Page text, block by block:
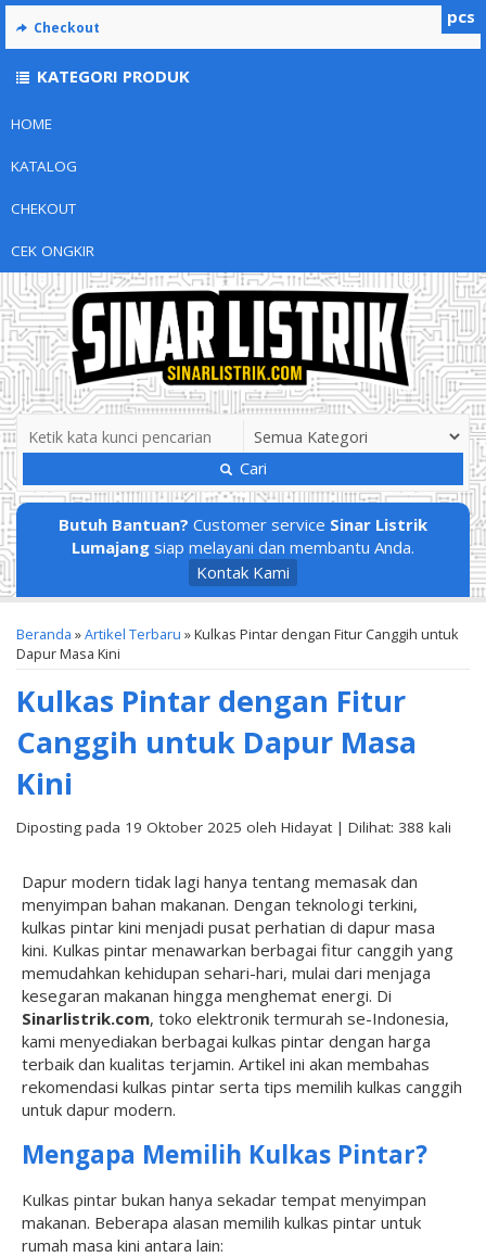
HOME
KATALOG
CHEKOUT
CEK ONGKIR
Cari
Butuh Bantuan? Customer service Sinar Listrik
Lumajang siap melayani dan membantu Anda.
Kontak Kami
Beranda »Artikel Terbaru » Kulkas Pintar dengan Fitur Canggih untuk
Dapur Masa Kini
Kulkas Pintar dengan Fitur
Canggih untuk Dapur Masa
Kini
Diposting pada 19 Oktober 2025 oleh Hidayat | Dilihat: 388 kali
Dapur modern tidak lagi hanya tentang memasak dan
menyimpan bahan makanan. Dengan teknologi terkini,
kulkas pintar kini menjadi pusat perhatian di dapur masa
kini. Kulkas pintar menawarkan berbagai fitur canggih yang
memudahkan kehidupan sehari-hari, mulai dari menjaga
kesegaran makanan hingga menghemat energi. Di
Sinarlistrik.com, toko elektronik termurah se-Indonesia,
kami menyediakan berbagai kulkas pintar dengan harga
terbaik dan kualitas terjamin. Artikel ini akan membahas
rekomendasi kulkas pintar serta tips memilih kulkas canggih
untuk dapur modern.
Mengapa Memilih Kulkas Pintar?
Kulkas pintar bukan hanya sekadar tempat menyimpan
makanan. Beberapa alasan memilih kulkas pintar untuk
rumah masa kini antara lain:
pcs
Checkout
KATEGORI PRODUK